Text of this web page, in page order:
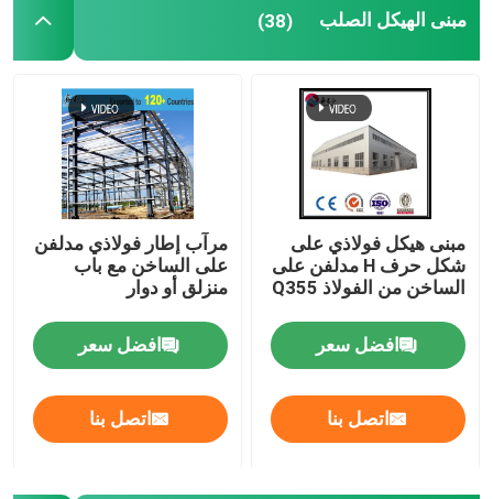
مبنى الهيكل الصلب (38)
مبنى هيكل فولاذي على
شكل حرف H مدلفن على
الساخن من الفولاذ Q355
افضل سعر
اتصل بنا
مرآب إطار فولاذي مدلفن
على الساخن مع باب
منزلق أو دوار
افضل سعر
اتصل بنا